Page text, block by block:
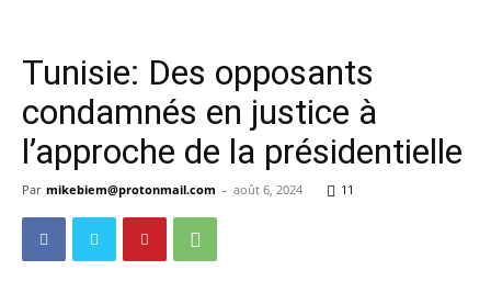
Tunisie: Des opposants
condamnés en justice à
l’approche de la présidentielle
Par mikebiem@protonmail.com - août 6, 2024 11